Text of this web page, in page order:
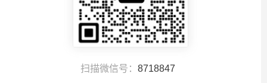
扫描微信号： 8718847